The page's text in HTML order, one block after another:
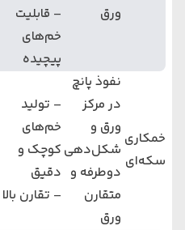
ورق
– قابلیت
خم‌های
پیچیده
خمکاری
سکه‌ای
نفوذ پانچ
در مرکز
ورق و
شکل‌دهی
دوطرفه و
متقارن
ورق
– تولید
خم‌های
کوچک و
دقیق
– تقارن بالا